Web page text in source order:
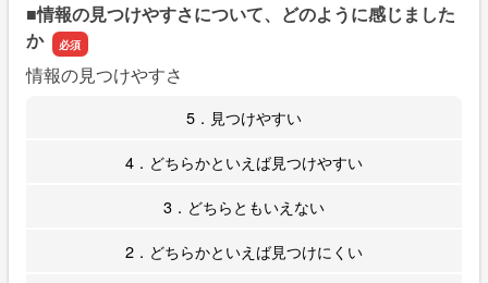
■情報の見つけやすさについて、どのように感じました
か
情報の見つけやすさ
5．見つけやすい
4．どちらかといえば見つけやすい
3．どちらともいえない
2．どちらかといえば見つけにくい